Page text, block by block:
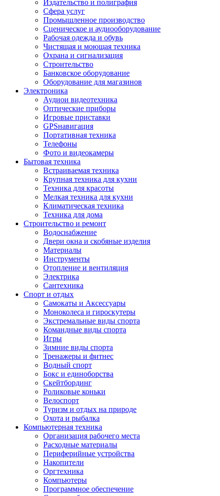
Издательство и полиграфия
Сфера услуг
Промышленное производство
Сценическое и аудиооборудование
Рабочая одежда и обувь
Чистящая и моющая техника
Охрана и сигнализация
Строительство
Банковское оборудование
Оборудование для магазинов
Электроника
Аудиои видеотехника
Оптические приборы
Игровые приставки
GPSнавигация
Портативная техника
Телефоны
Фото и видеокамеры
Бытовая техника
Встраиваемая техника
Крупная техника для кухни
Техника для красоты
Мелкая техника для кухни
Климатическая техника
Техника для дома
Строительство и ремонт
Водоснабжение
Двери окна и скобяные изделия
Материалы
Инструменты
Отопление и вентиляция
Электрика
Сантехника
Спорт и отдых
Самокаты и Аксессуары
Моноколеса и гироскутеры
Экстремальные виды спорта
Командные виды спорта
Игры
Зимние виды спорта
Тренажеры и фитнес
Водный спорт
Бокс и единоборства
Скейтбординг
Роликовые коньки
Велоспорт
Туризм и отдых на природе
Охота и рыбалка
Компьютерная техника
Организация рабочего места
Расходные материалы
Периферийные устройства
Накопители
Оргтехника
Компьютеры
Программное обеспечение